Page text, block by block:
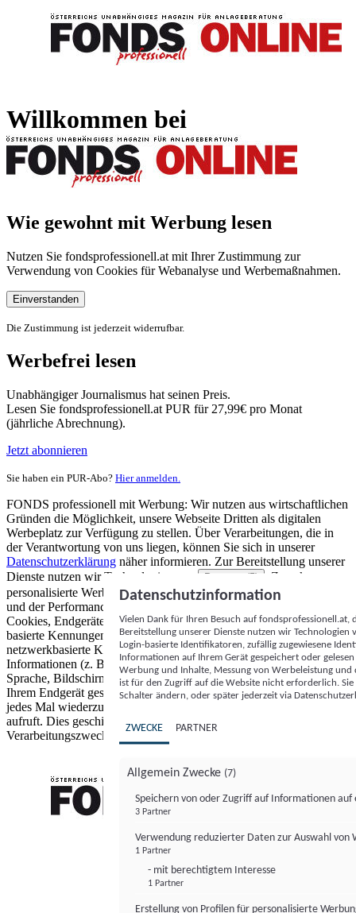
Willkommen bei
Wie gewohnt mit Werbung lesen
Nutzen Sie fondsprofessionell.at mit Ihrer Zustimmung zur
Verwendung von Cookies für Webanalyse und Werbemaßnahmen.
Einverstanden
Die Zustimmung ist jederzeit widerrufbar.
Werbefrei lesen
Unabhängiger Journalismus hat seinen Preis.
Lesen Sie fondsprofessionell.at PUR für 27,99€ pro Monat
(jährliche Abrechnung).
Jetzt abonnieren
Sie haben ein PUR-Abo? Hier anmelden.
FONDS professionell mit Werbung: Wir nutzen aus wirtschaftlichen
Gründen die Möglichkeit, unsere Webseite Dritten als digitalen
Werbeplatz zur Verfügung zu stellen. Über Verarbeitungen, die in
der Verantwortung von uns liegen, können Sie sich in unserer
Datenschutzerklärung näher informieren. Zur Bereitstellung unserer
Dienste nutzen wir Technologien von
Partnern (5)
. Zwecke:
personalisierte Werbung und Inhalte, Messung von Werbeleistung
und der Performance von Inhalten sowie Zielgruppenforschung.
Cookies, Endgeräte- oder ähnliche Online-Kennungen (z. B. login-
basierte Kennungen, zufällig generierte Kennungen,
netzwerkbasierte Kennungen) können zusammen mit anderen
Informationen (z. B. Browsertyp und Browserinformationen,
Sprache, Bildschirmgröße, unterstützte Technologien usw.) auf
Ihrem Endgerät gespeichert oder von dort ausgelesen werden, um es
jedes Mal wiederzuerkennen, wenn es eine App oder einer Webseite
aufruft. Dies geschieht für einen oder mehrere der hier aufgeführten
Verarbeitungszwecke.
Datenschutzinformation
Vielen Dank für Ihren Besuch auf
Bereitstellung unserer Dienste nutzen wir Technologien
Login-basierte Identifikatoren, zufällig zugewiesene
Informationen auf Ihrem Gerät gespeichert oder
Werbung und Inhalte, Messung von Werbeleistung
ist für den Zugriff auf die Website nicht erforderlich.
Schalter ändern, oder später jederzeit via
ZWECKE PARTNER
Allgemein Zwecke (7)
Speichern von oder Zugriff auf Informationen auf
3 Partner
Verwendung reduzierter Daten zur Auswahl von
1 Partner
- mit berechtigtem Interesse
1 Partner
Erstellung von Profilen für personalisierte
FONDS professionell